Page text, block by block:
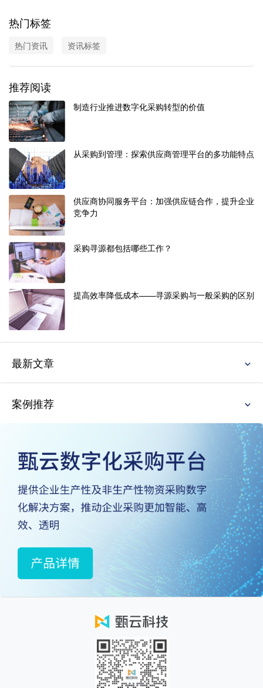
热门标签
热门资讯 资讯标签
推荐阅读
制造行业推进数字化采购转型的价值
从采购到管理：探索供应商管理平台的多功能特点
供应商协同服务平台：加强供应链合作，提升企业
竞争力
采购寻源都包括哪些工作？
提高效率降低成本——寻源采购与一般采购的区别
最新文章
案例推荐